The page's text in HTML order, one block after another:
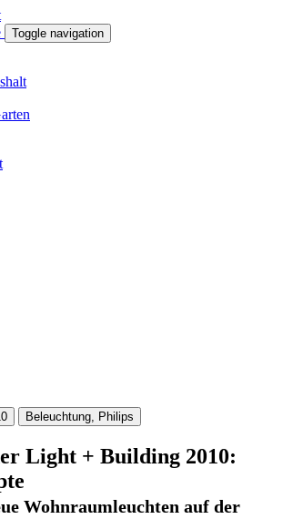
Toggle navigation
Beleuchtung, Philips
Light + Building 2010:
Wohnraumleuchten auf der